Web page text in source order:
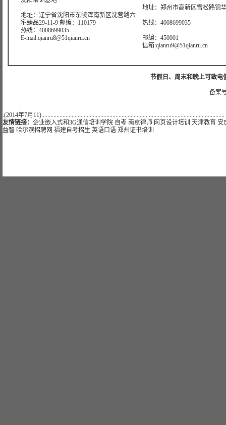
地址：辽宁省沈阳市东陵浑南新区沈营路六
宅臻品29-11-9 邮编：110179
热线：4008699035
E-mail:qianru8@51qianru.cn
地址：郑州市高新区雪松路锦
热线：4008699035
邮编：450001
信箱:qianru9@51qianru.cn
节假日、周末和晚上可致电
备案
.(2014年7月11).........................................................................................................................
友情链接： 企业嵌入式和3G通信培训学院 自考 南京律师 网页设计培训 天津教育 安
益智 哈尔滨招聘网 福建自考招生 英语口语 郑州证书培训